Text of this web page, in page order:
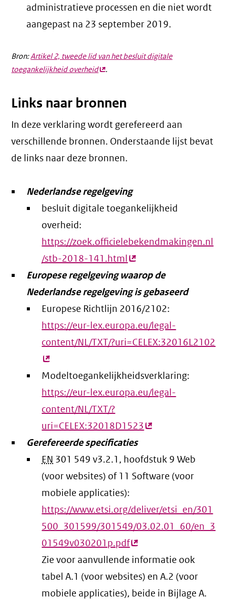
administratieve processen en die niet wordt
aangepast na 23 september 2019.
Bron:Artikel 2, tweede lid van het besluit digitale
toegankelijkheid overheid(externe
.
Links naar bronnen
In deze verklaring wordt gerefereerd aan
verschillende bronnen. Onderstaande lijst bevat
de links naar deze bronnen.
Nederlandse regelgeving
besluit digitale toegankelijkheid
overheid:
https://zoek.officielebekendmakingen.nl
/stb-2018-141.html(externe
link)
Europese regelgeving waarop de
Nederlandse regelgeving is gebaseerd
Europese Richtlijn 2016/2102:
https://eur-lex.europa.eu/legal-
content/NL/TXT/?uri=CELEX:32016L2102
Modeltoegankelijkheidsverklaring:
https://eur-lex.europa.eu/legal-
content/NL/TXT/?
uri=CELEX:32018D1523 (externe
Gerefereerde specificaties
EN 301 549 v3.2.1, hoofdstuk 9 Web
(voor websites) of 11 Software (voor
mobiele applicaties):
https://www.etsi.org/deliver/etsi_en/301
500_301599/301549/03.02.01_60/en_3
01549v030201p.pdf(externe
link)
Zie voor aanvullende informatie ook
tabel A.1 (voor websites) en A.2 (voor
mobiele applicaties), beide in Bijlage A.